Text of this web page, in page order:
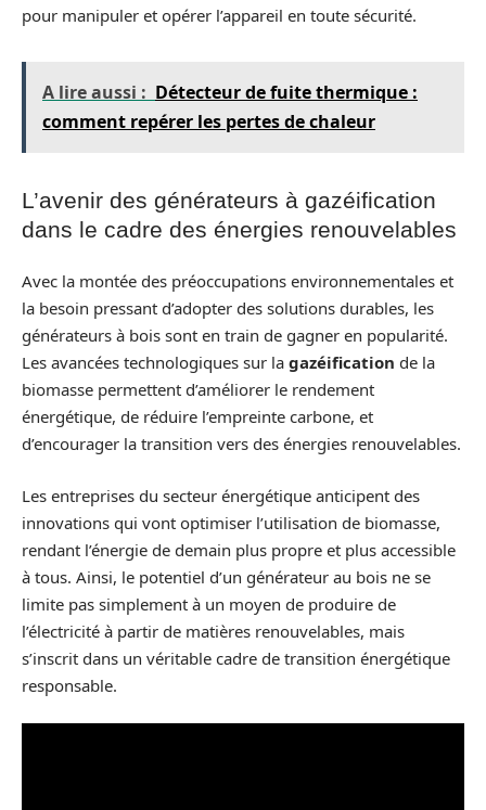
pour manipuler et opérer l’appareil en toute sécurité.
A lire aussi : Détecteur de fuite thermique :
comment repérer les pertes de chaleur
L’avenir des générateurs à gazéification
dans le cadre des énergies renouvelables
Avec la montée des préoccupations environnementales et
la besoin pressant d’adopter des solutions durables, les
générateurs à bois sont en train de gagner en popularité.
Les avancées technologiques sur la gazéification de la
biomasse permettent d’améliorer le rendement
énergétique, de réduire l’empreinte carbone, et
d’encourager la transition vers des énergies renouvelables.
Les entreprises du secteur énergétique anticipent des
innovations qui vont optimiser l’utilisation de biomasse,
rendant l’énergie de demain plus propre et plus accessible
à tous. Ainsi, le potentiel d’un générateur au bois ne se
limite pas simplement à un moyen de produire de
l’électricité à partir de matières renouvelables, mais
s’inscrit dans un véritable cadre de transition énergétique
responsable.